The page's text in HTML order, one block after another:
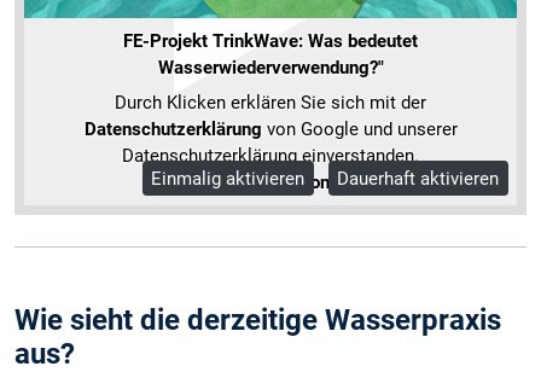
FE-Projekt TrinkWave: Was bedeutet
Wasserwiederverwendung?"
Durch Klicken erklären Sie sich mit der
Datenschutzerklärung von Google und unserer
Datenschutzerklärung einverstanden.
Mehr Informationen
Einmalig aktivieren Dauerhaft aktivieren
Wie sieht die derzeitige Wasserpraxis
aus?